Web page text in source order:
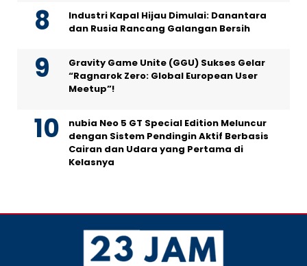
Industri Kapal Hijau Dimulai: Danantara
dan Rusia Rancang Galangan Bersih
Gravity Game Unite (GGU) Sukses Gelar
“Ragnarok Zero: Global European User
Meetup”!
nubia Neo 5 GT Special Edition Meluncur
dengan Sistem Pendingin Aktif Berbasis
Cairan dan Udara yang Pertama di
Kelasnya